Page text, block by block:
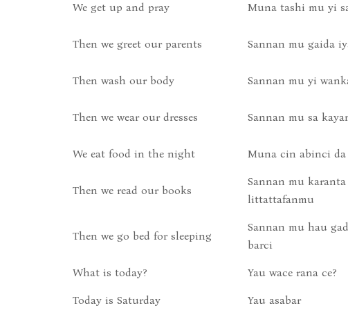
We get up and pray Muna tashi mu yi
Then we greet our parents Sannan mu gaida
Then wash our body Sannan mu yi
Then we wear our dresses Sannan mu sa
We eat food in the night Muna cin abinci da
Then we read our books
Sannan mu karanta
littattafanmu
Then we go bed for sleeping
Sannan mu hau
barci
What is today? Yau wace rana ce?
Today is Saturday Yau asabar